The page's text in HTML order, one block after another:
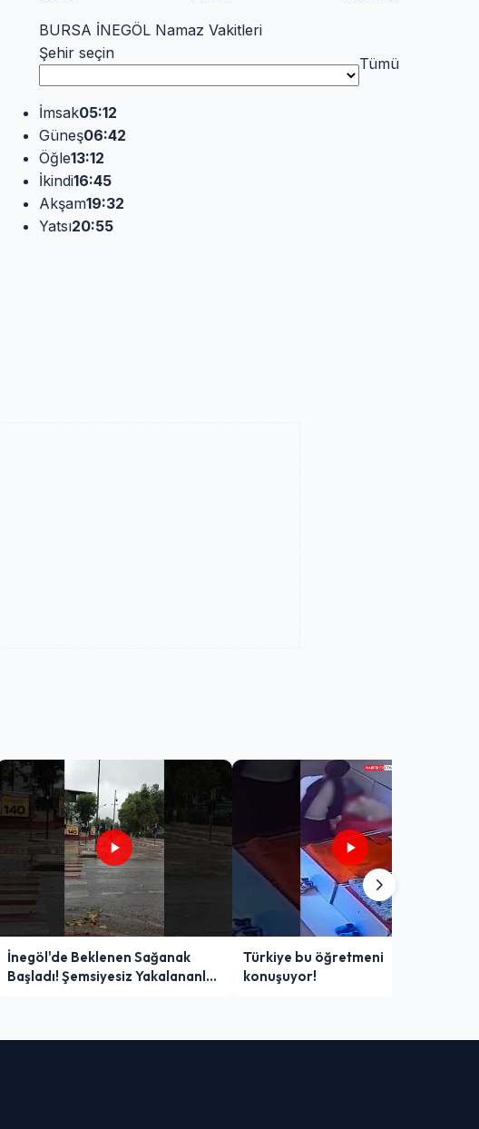
BURSA İNEGÖL Namaz Vakitleri
Şehir seçin
Tümü
İmsak05:12
Güneş06:42
Öğle13:12
İkindi16:45
Akşam19:32
Yatsı20:55
İnegöl'de Beklenen Sağanak
Başladı! Şemsiyesiz Yakalananlar
Türkiye bu öğretmeni
konuşuyor!